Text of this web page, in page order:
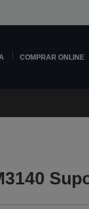
COMPRAR ONLINE